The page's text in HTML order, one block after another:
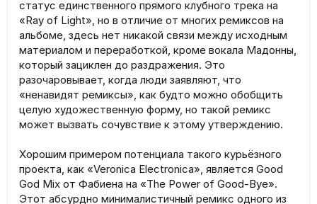
статус единственного прямого клубного трека на
«Ray of Light», но в отличие от многих ремиксов на
альбоме, здесь нет никакой связи между исходным
материалом и переработкой, кроме вокала Мадонны,
который зациклен до раздражения. Это
разочаровывает, когда люди заявляют, что
«ненавидят ремиксы», как будто можно обобщить
целую художественную форму, но такой ремикс
может вызвать сочувствие к этому утверждению.
Хорошим примером потенциала такого курьёзного
проекта, как «Veronica Electronica», является Good
God Mix от Фабиена на «The Power of Good-Bye».
Этот абсурдно минималистичный ремикс одного из